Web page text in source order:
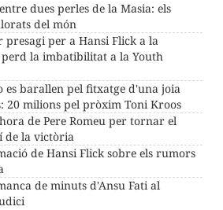
dues perles de la Masia: els
del món
presagi per a Hansi Flick a la
perd la imbatibilitat a la Youth
barallen pel fitxatge d'una joia
20 milions pel pròxim Toni Kroos
de Pere Romeu per tornar el
de la victòria
de Hansi Flick sobre els rumors
de minuts d'Ansu Fati al